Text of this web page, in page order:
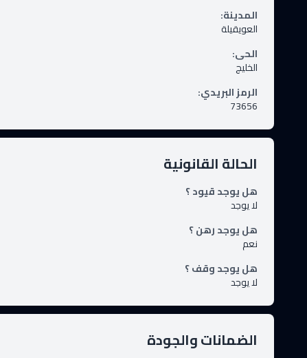
المدينة:
العويقيلة
الحى:
الخليج
الرمز البريدي:
73656
الحالة القانونية
هل يوجد قيود ؟
لا يوجد
هل يوجد رهن ؟
نعم
هل يوجد وقف ؟
لا يوجد
الضمانات والجودة